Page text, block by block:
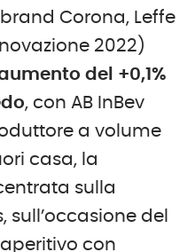
Corona, Leffe
2022)
del +0,1%
, con AB InBev
a volume
casa, la
sulla
sull’occasione del
con